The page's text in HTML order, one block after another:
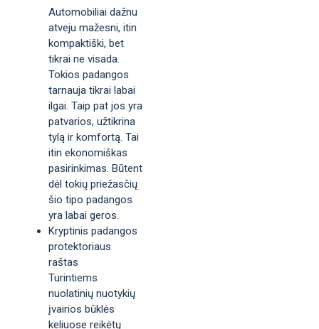
Automobiliai dažnu
atveju mažesni, itin
kompaktiški, bet
tikrai ne visada.
Tokios padangos
tarnauja tikrai labai
ilgai. Taip pat jos yra
patvarios, užtikrina
tylą ir komfortą. Tai
itin ekonomiškas
pasirinkimas. Būtent
dėl tokių priežasčių
šio tipo padangos
yra labai geros.
Kryptinis padangos
protektoriaus
raštas
Turintiems
nuolatinių nuotykių
įvairios būklės
keliuose reikėtų